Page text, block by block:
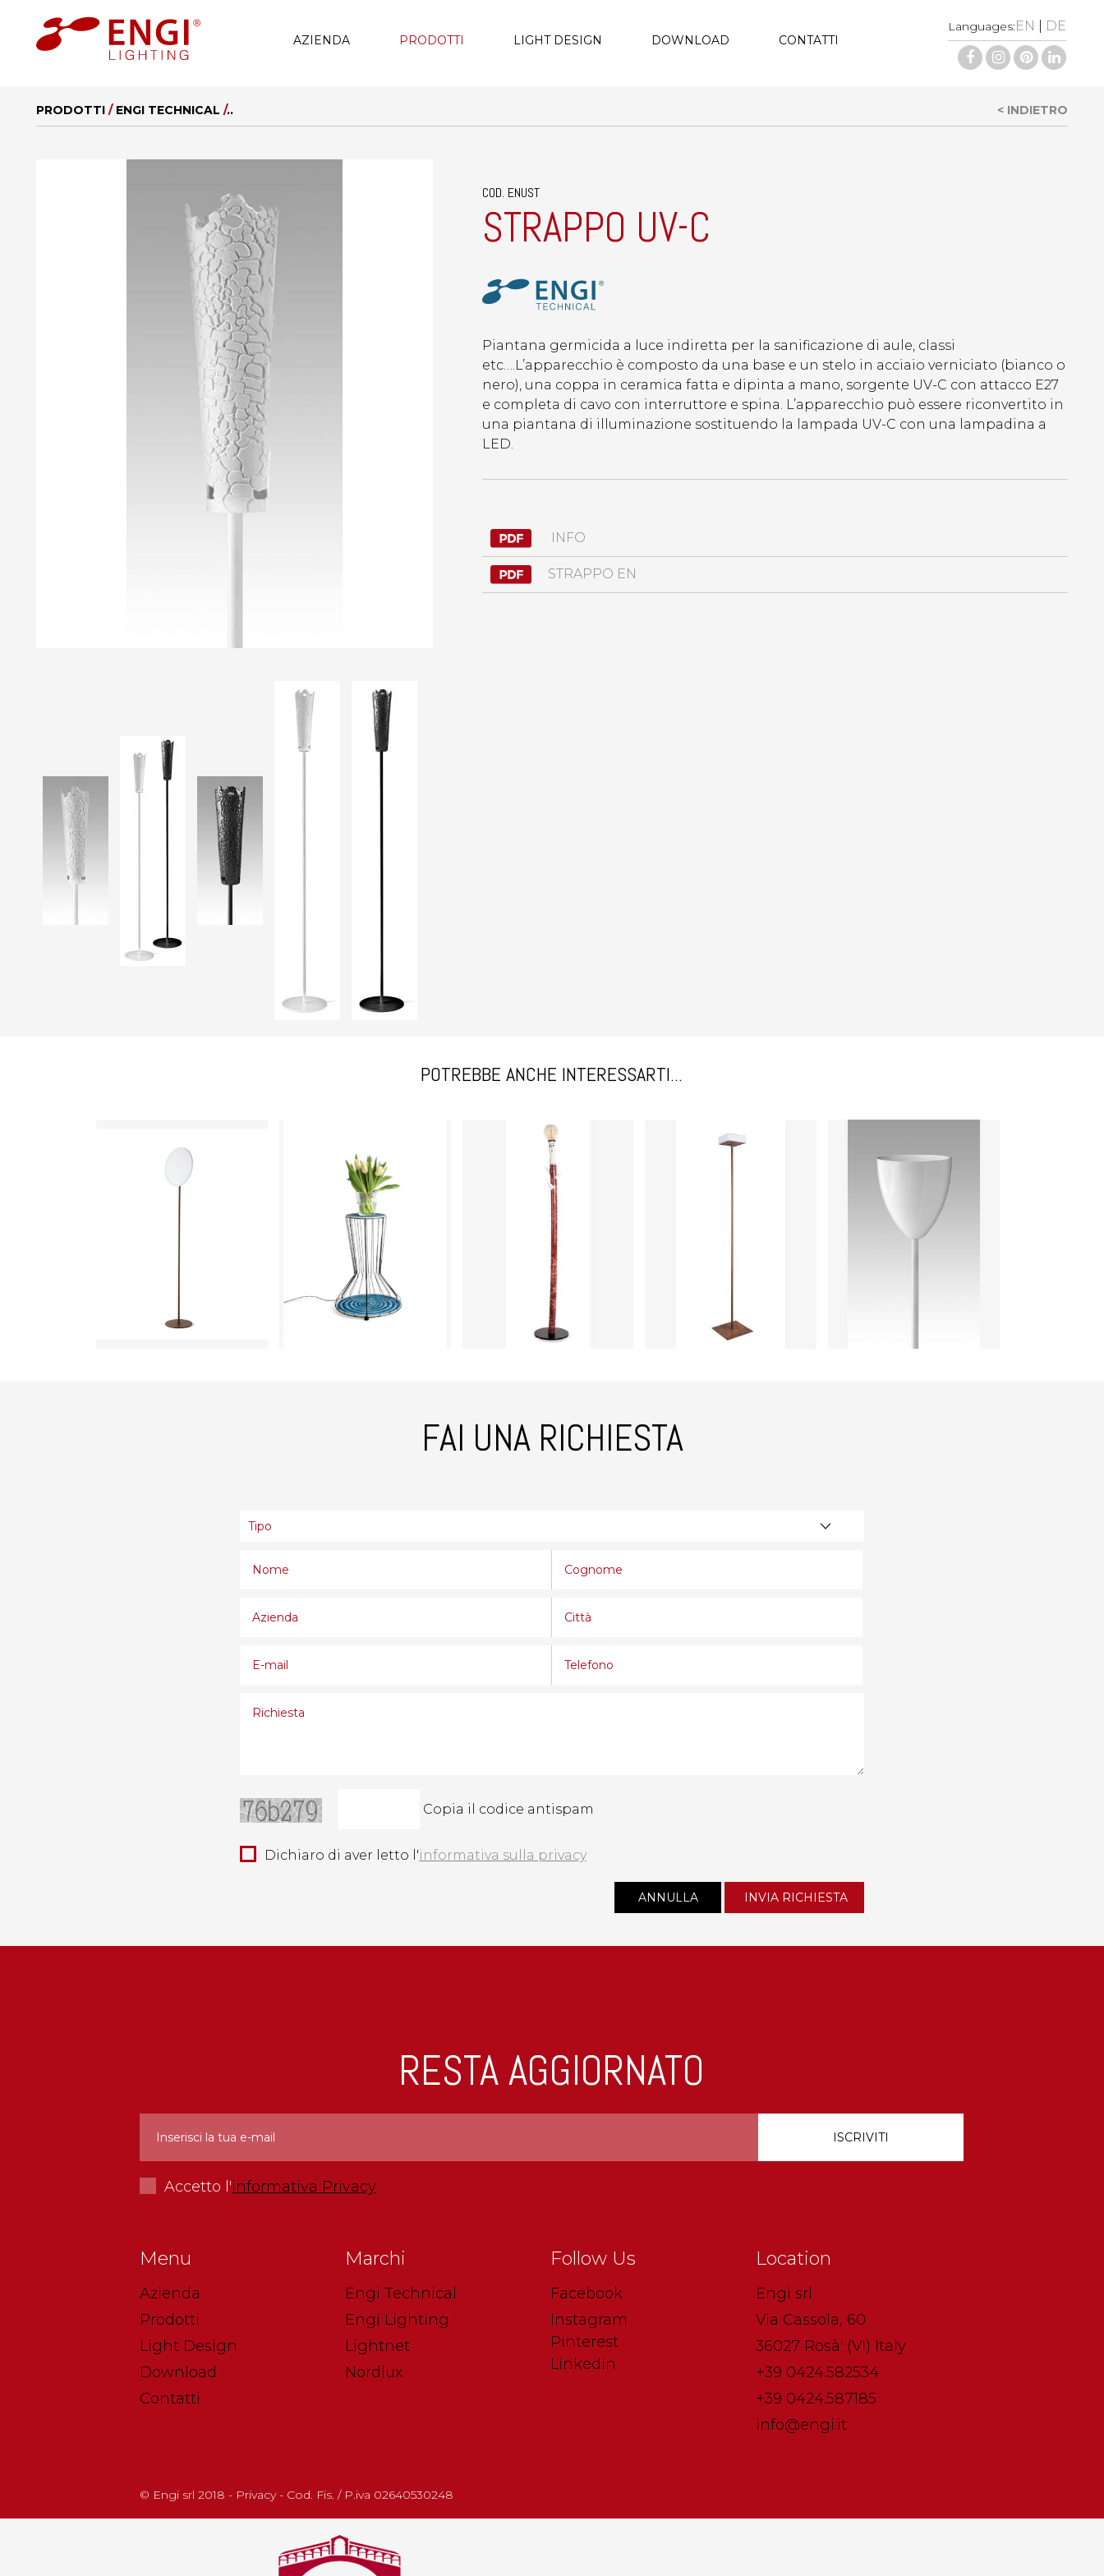
AZIENDA PRODOTTI LIGHT DESIGN DOWNLOAD CONTATTI
Languages:EN DE
PRODOTTI / ENGI TECHNICAL /.. < INDIETRO
COD. ENUST
STRAPPO UV-C
Piantana germicida a luce indiretta per la sanificazione di aule, classi
etc….L’apparecchio è composto da una base e un stelo in acciaio verniciato (bianco o
nero), una coppa in ceramica fatta e dipinta a mano, sorgente UV-C con attacco E27
e completa di cavo con interruttore e spina. L’apparecchio può essere riconvertito in
una piantana di illuminazione sostituendo la lampada UV-C con una lampadina a
LED.
INFO
STRAPPO EN
POTREBBE ANCHE INTERESSARTI...
FAI UNA RICHIESTA
Copia il codice antispam
Dichiaro di aver letto l'informativa sulla privacy
RESTA AGGIORNATO
Accetto l'informativa Privacy
Menu
Azienda
Prodotti
Light Design
Download
Contatti
Marchi
Engi Technical
Engi Lighting
Lightnet
Nordlux
Follow Us
Facebook
Instagram
Pinterest
Linkedin
Location
Engi srl
Via Cassola, 60
36027 Rosà' (VI) Italy
+39 0424.582534
+39 0424.587185
info@engi.it
© Engi srl 2018 - Privacy - Cod. Fis. / P.iva 02640530248